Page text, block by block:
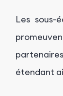
Les
étendant